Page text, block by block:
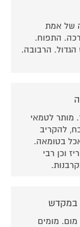
של אמת
התפוח.
הרבובה.
מותר לטמאי
להקריב
בטומאה.
וכן רבי
במקדש
מום. מומים